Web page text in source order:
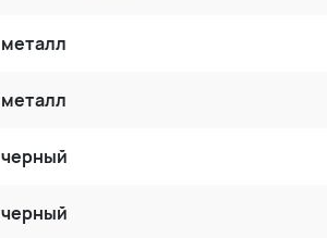
металл
металл
черный
черный